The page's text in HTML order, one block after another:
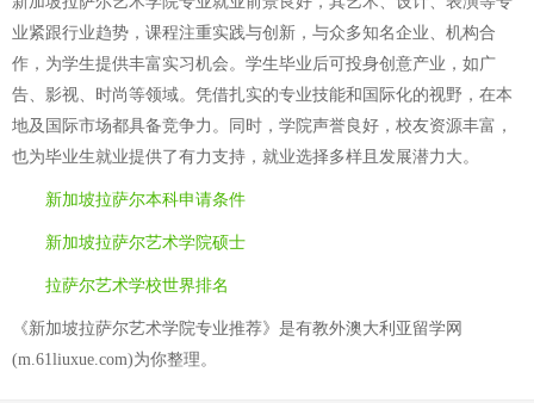
业紧跟行业趋势，课程注重实践与创新，与众多知名企业、机构合
作，为学生提供丰富实习机会。学生毕业后可投身创意产业，如广
告、影视、时尚等领域。凭借扎实的专业技能和国际化的视野，在本
地及国际市场都具备竞争力。同时，学院声誉良好，校友资源丰富，
也为毕业生就业提供了有力支持，就业选择多样且发展潜力大。
新加坡拉萨尔本科申请条件
新加坡拉萨尔艺术学院硕士
拉萨尔艺术学校世界排名
《新加坡拉萨尔艺术学院专业推荐》是有教外澳大利亚留学网
(m.61liuxue.com)为你整理。